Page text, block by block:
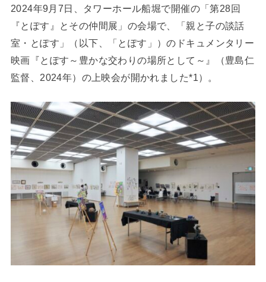
2024年9月7日、タワーホール船堀で開催の「第28回
『とぽす』とその仲間展」の会場で、「親と子の談話
室・とぽす」（以下、「とぽす」）のドキュメンタリー
映画『とぽす～豊かな交わりの場所として～』（豊島仁
監督、2024年）の上映会が開かれました*1）。